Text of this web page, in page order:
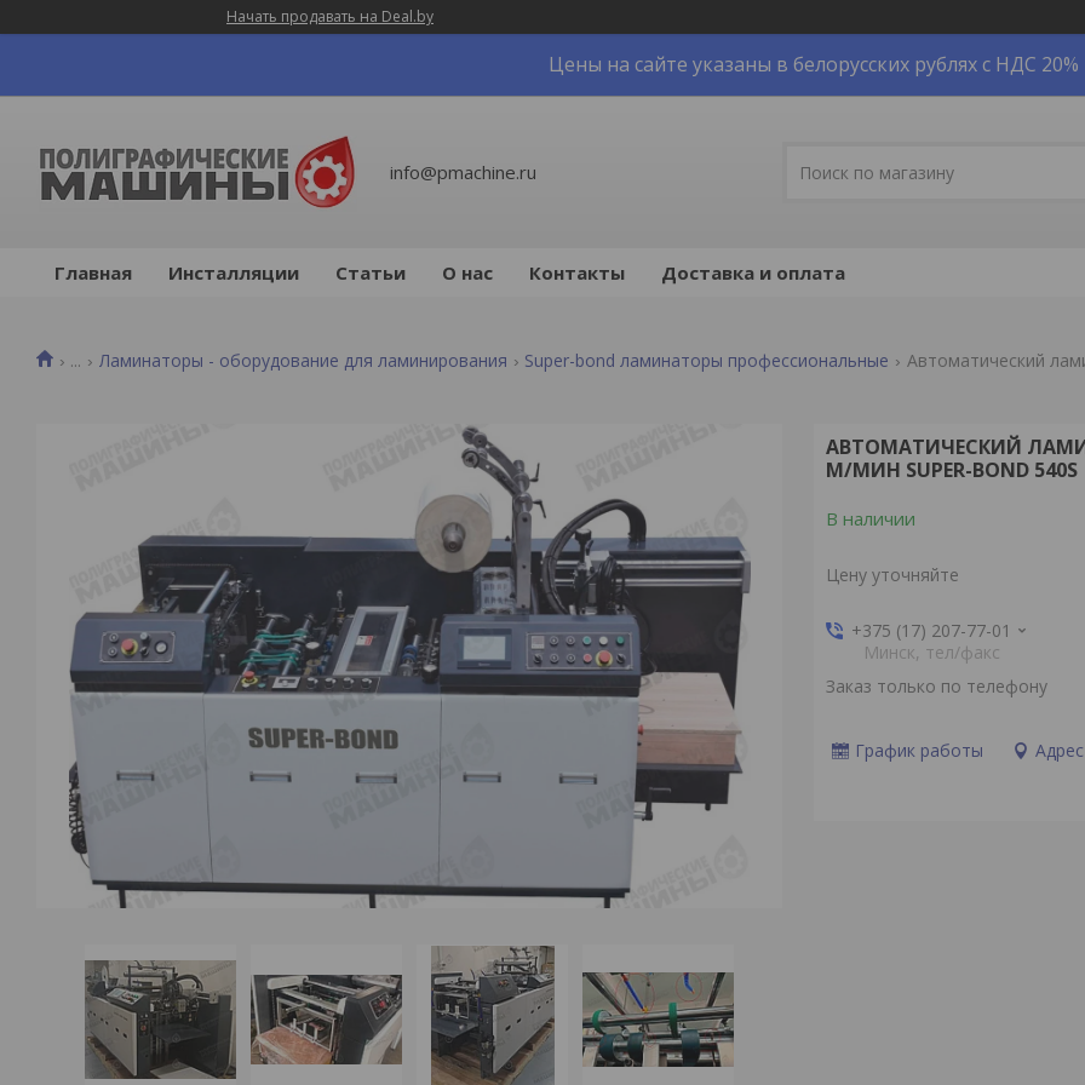
Начать продавать на Deal.by
Цены на сайте указаны в белорусских рублях с НДС 20%
info@pmachine.ru
Главная Инсталляции Статьи О нас Контакты Доставка и оплата
... Ламинаторы - оборудование для ламинирования Super-bond ламинаторы профессиональные
АВТОМАТИЧЕСКИЙ
М/МИН SUPER-BOND 540S
В наличии
Цену уточняйте
+375 (17) 207-77-01
Минск, тел/факс
Заказ только по телефону
График работы